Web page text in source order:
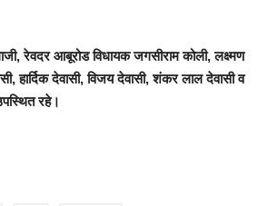
रेवदर आबूरोड विधायक जगसीराम कोली, लक्ष्मण
हार्दिक देवासी, विजय देवासी, शंकर लाल देवासी व
रहे।